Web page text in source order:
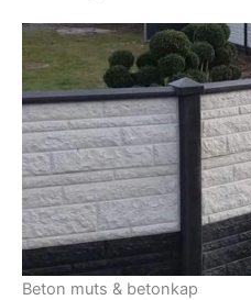
Beton muts & betonkap